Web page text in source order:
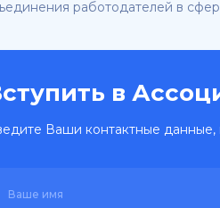
работодателей в
в
Ваши контактные